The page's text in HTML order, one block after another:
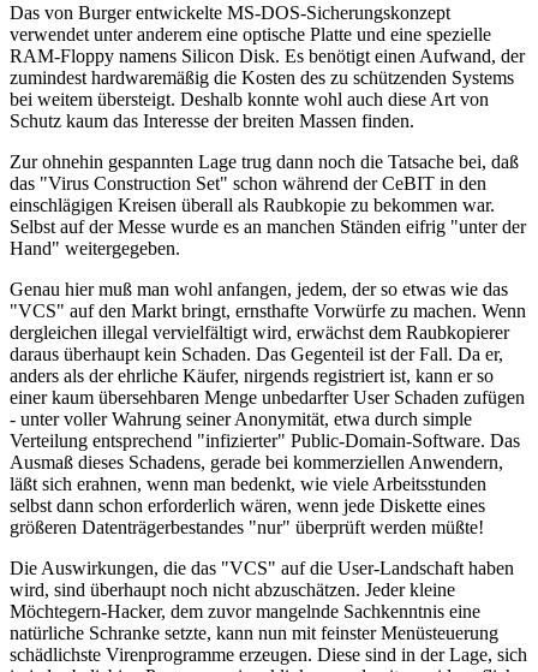
Das von Burger entwickelte MS-DOS-Sicherungskonzept
verwendet unter anderem eine optische Platte und eine spezielle
RAM-Floppy namens Silicon Disk. Es benötigt einen Aufwand, der
zumindest hardwaremäßig die Kosten des zu schützenden Systems
bei weitem übersteigt. Deshalb konnte wohl auch diese Art von
Schutz kaum das Interesse der breiten Massen finden.
Zur ohnehin gespannten Lage trug dann noch die Tatsache bei, daß
das "Virus Construction Set" schon während der CeBIT in den
einschlägigen Kreisen überall als Raubkopie zu bekommen war.
Selbst auf der Messe wurde es an manchen Ständen eifrig "unter der
Hand" weitergegeben.
Genau hier muß man wohl anfangen, jedem, der so etwas wie das
"VCS" auf den Markt bringt, ernsthafte Vorwürfe zu machen. Wenn
dergleichen illegal vervielfältigt wird, erwächst dem Raubkopierer
daraus überhaupt kein Schaden. Das Gegenteil ist der Fall. Da er,
anders als der ehrliche Käufer, nirgends registriert ist, kann er so
einer kaum übersehbaren Menge unbedarfter User Schaden zufügen
- unter voller Wahrung seiner Anonymität, etwa durch simple
Verteilung entsprechend "infizierter" Public-Domain-Software. Das
Ausmaß dieses Schadens, gerade bei kommerziellen Anwendern,
läßt sich erahnen, wenn man bedenkt, wie viele Arbeitsstunden
selbst dann schon erforderlich wären, wenn jede Diskette eines
größeren Datenträgerbestandes "nur" überprüft werden müßte!
Die Auswirkungen, die das "VCS" auf die User-Landschaft haben
wird, sind überhaupt noch nicht abzuschätzen. Jeder kleine
Möchtegern-Hacker, dem zuvor mangelnde Sachkenntnis eine
natürliche Schranke setzte, kann nun mit feinster Menüsteuerung
schädlichste Virenprogramme erzeugen. Diese sind in der Lage, sich